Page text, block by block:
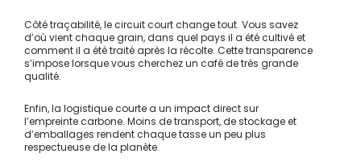
Côté traçabilité, le circuit court change tout. Vous savez
d’où vient chaque grain, dans quel pays il a été cultivé et
comment il a été traité après la récolte. Cette transparence
s’impose lorsque vous cherchez un café de très grande
qualité.
Enfin, la logistique courte a un impact direct sur
l’empreinte carbone. Moins de transport, de stockage et
d’emballages rendent chaque tasse un peu plus
respectueuse de la planète.